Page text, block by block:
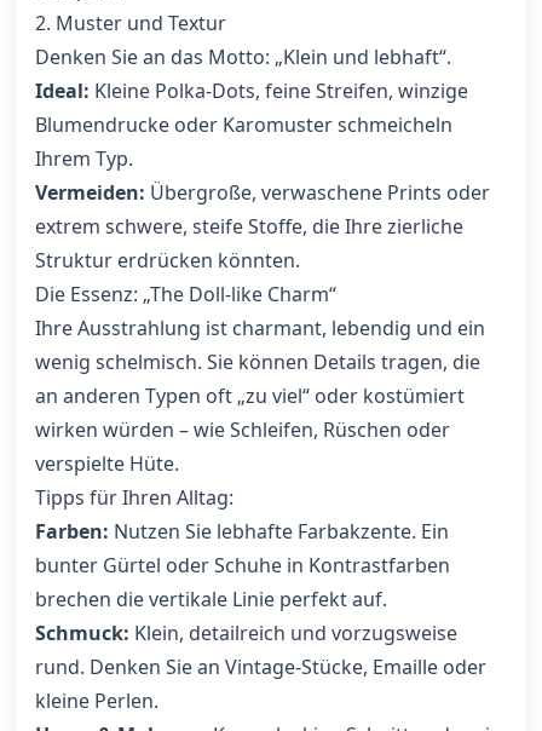
2. Muster und Textur
Denken Sie an das Motto: „Klein und lebhaft“.
Ideal: Kleine Polka-Dots, feine Streifen, winzige
Blumendrucke oder Karomuster schmeicheln
Ihrem Typ.
Vermeiden: Übergroße, verwaschene Prints oder
extrem schwere, steife Stoffe, die Ihre zierliche
Struktur erdrücken könnten.
Die Essenz: „The Doll-like Charm“
Ihre Ausstrahlung ist charmant, lebendig und ein
wenig schelmisch. Sie können Details tragen, die
an anderen Typen oft „zu viel“ oder kostümiert
wirken würden – wie Schleifen, Rüschen oder
verspielte Hüte.
Tipps für Ihren Alltag:
Farben: Nutzen Sie lebhafte Farbakzente. Ein
bunter Gürtel oder Schuhe in Kontrastfarben
brechen die vertikale Linie perfekt auf.
Schmuck: Klein, detailreich und vorzugsweise
rund. Denken Sie an Vintage-Stücke, Emaille oder
kleine Perlen.